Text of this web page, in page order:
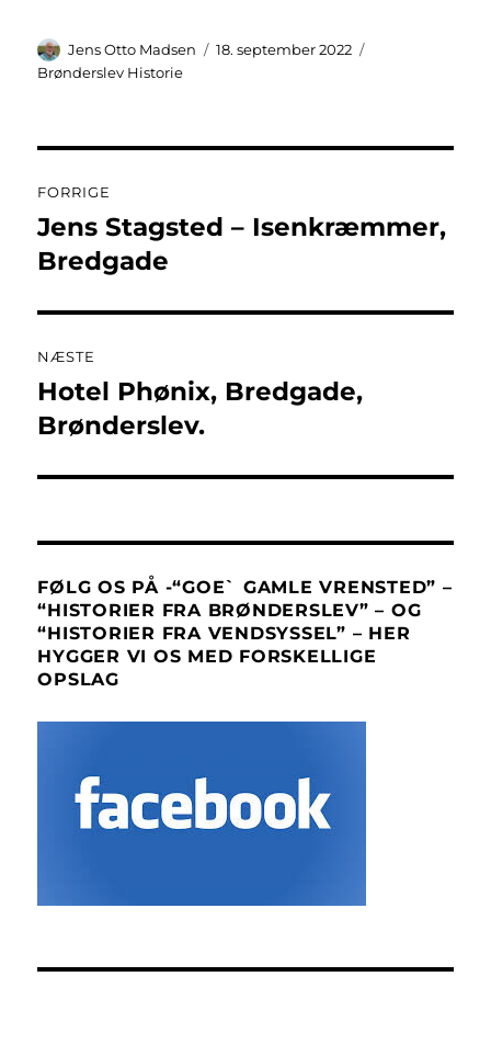
Forfatter
Jens Otto Madsen Udgivet
18. september 2022
Brønderslev Historie
FORRIGE
Forrige
indlæg:
Jens Stagsted – Isenkræmmer,
Bredgade
NÆSTE
Næste
indlæg:
Hotel Phønix, Bredgade,
Brønderslev.
FØLG OS PÅ -“GOE` GAMLE VRENSTED” –
“HISTORIER FRA BRØNDERSLEV” – OG
“HISTORIER FRA VENDSYSSEL” – HER
HYGGER VI OS MED FORSKELLIGE
OPSLAG